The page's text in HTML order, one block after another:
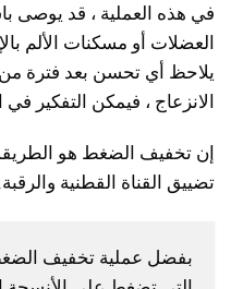
في هذه العملية ، قد يوصى
العضلات أو مسكنات الألم
يلاحظ أي تحسن بعد فترة من
الانزعاج ، فيمكن التفكير في
إن تخفيف الضغط هو الطريقة
تضييق القناة القطنية والرقبة.
بفضل عملية تخفيف